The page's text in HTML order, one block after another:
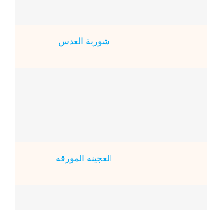
شوربة العدس
العجينة المورقة